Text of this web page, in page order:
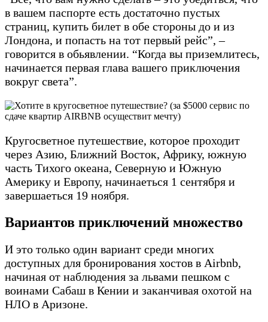
в вашем паспорте есть достаточно пустых
страниц, купить билет в обе стороны до и из
Лондона, и попасть на тот первый рейс”, –
говорится в обьявлении. “Когда вы приземлитесь,
начинается первая глава вашего приключения
вокруг света”.
Кругосветное путешествие, которое проходит
через Азию, Ближний Восток, Африку, южную
часть Тихого океана, Северную и Южную
Америку и Европу, начинаеться 1 сентября и
завершаеться 19 ноября.
Вариантов приключений множество
И это только один вариант среди многих
доступных для бронирования хостов в Airbnb,
начиная от наблюдения за львами пешком с
воинами Сабаш в Кении и заканчивая охотой на
НЛО в Аризоне.